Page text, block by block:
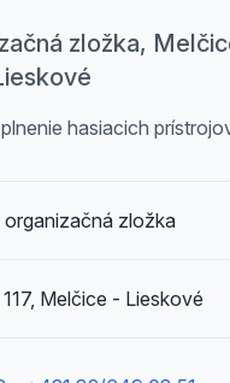
zložka,
hasiacich
organizačná zložka
Melčice - Lieskové